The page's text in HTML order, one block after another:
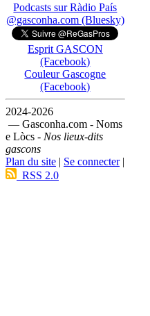
Podcasts sur Ràdio País
@gasconha.com (Bluesky)
Esprit GASCON
(Facebook)
Couleur Gascogne
(Facebook)
2024-2026
— Gasconha.com - Noms
e Lòcs - Nos lieux-dits
gascons
Plan du site | Se connecter|
RSS 2.0